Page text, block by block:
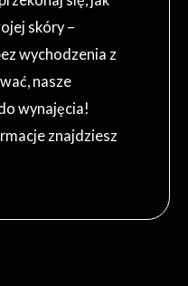
skóry –
wychodzenia z
nasze
wynajęcia!
znajdziesz